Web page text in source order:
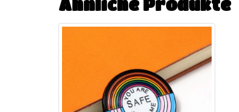
Ähnliche Produkte